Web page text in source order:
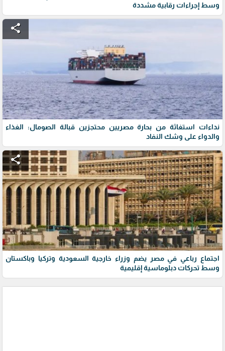
وسط إجراءات رقابية مشددة
share
نداءات استغاثة من بحارة مصريين محتجزين قبالة الصومال: الغذاء
والدواء على وشك النفاد
share
اجتماع رباعي في مصر يضم وزراء خارجية السعودية وتركيا وباكستان
وسط تحركات دبلوماسية إقليمية